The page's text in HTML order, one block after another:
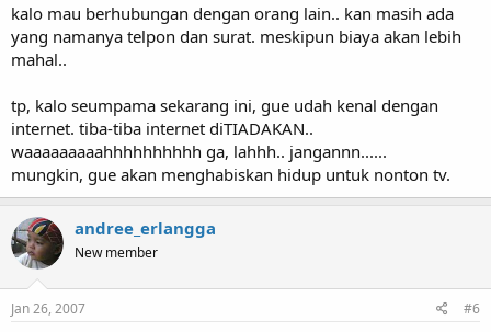
kalo mau berhubungan dengan orang lain.. kan masih ada
yang namanya telpon dan surat. meskipun biaya akan lebih
mahal..
tp, kalo seumpama sekarang ini, gue udah kenal dengan
internet. tiba-tiba internet diTIADAKAN..
waaaaaaaaahhhhhhhhhh ga, lahhh.. jangannn......
mungkin, gue akan menghabiskan hidup untuk nonton tv.
andree_erlangga
New member
Jan 26, 2007 #6